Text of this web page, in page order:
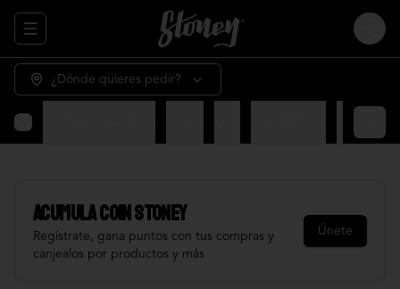
Abrir menu de navegación Login
¿Dónde quieres pedir?
AcumulaCOIN STONEY
Regístrate, gana puntos con tus compras y
canjealos por productos y más
Únete